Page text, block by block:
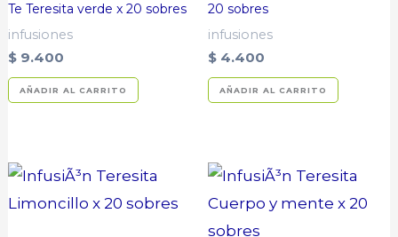
Te Teresita verde x 20 sobres
infusiones
$ 9.400
AÑADIR AL CARRITO
20 sobres
infusiones
$ 4.400
AÑADIR AL CARRITO